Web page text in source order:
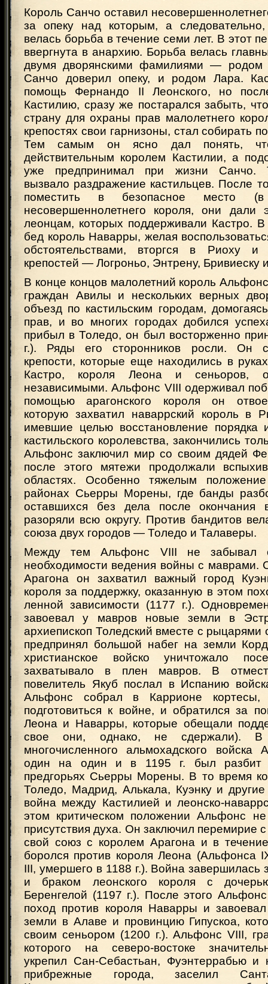
Король Санчо оставил
за опеку над которым, а
велась борьба в течение семи лет. В этот
ввергнута в анархию. Борьба велась
двумя дворянскими фамилиями — родом
Санчо доверил опеку, и родом Лара.
помощь Фернандо II Леонского, но
Кастилию, сразу же постарался забыть,
страну для охраны прав малолетнего
крепостях свои гарнизоны, стал собирать
Тем самым он ясно дал понять,
действительным королем Кастилии, а
уже предпринимал при жизни Санчо.
вызвало раздражение кастильцев. После
поместить в безопасное место
несовершеннолетнего короля, они дали
леонцам, которых поддерживали Кастро.
бед король Наварры, желая
обстоятельствами, вторгся в Риоху и
крепостей — Логроньо, Энтрену, Бривиеску
В конце концов малолетний король
граждан Авилы и нескольких верных
объезд по кастильским городам,
прав, и во многих городах добился
прибыл в Толедо, он был восторженно
г.). Ряды его сторонников росли. Он
крепости, которые еще находились в
Кастро, короля Леона и сеньоров,
независимыми. Альфонс VIII одерживал
помощью арагонского короля он
которую захватил наваррский король в
имевшие целью восстановление порядка
кастильского королевства, закончились
Альфонс заключил мир со своим дядей
после этого мятежи продолжали
областях. Особенно тяжелым
районах Сьерры Морены, где банды
оставшихся без дела после
разоряли всю округу. Против бандитов
союза двух городов — Толедо и Талаверы.
Между тем Альфонс VIII не
необходимости ведения войны с маврами.
Арагона он захватил важный город
короля за поддержку, оказанную в этом
ленной зависимости (1177 г.).
завоевал у мавров новые земли в
архиепископ Толедский вместе с рыцарями
предпринял большой набег на земли
христианское войско уничтожало
захватывало в плен мавров. В
повелитель Якуб послал в Испанию
Альфонс собрал в Каррионе
подготовиться к войне, и обратился за
Леона и Наварры, которые обещали
свое они, однако, не сдержали). В
многочисленного альмохадского войска
один на один и в 1195 г. был разбит
предгорьях Сьерры Морены. В то время
Толедо, Мадрид, Алькала, Куэнку и
война между Кастилией и леонско-
этом критическом положении Альфонс
присутствия духа. Он заключил перемирие
свой союз с королем Арагона и в
боролся против короля Леона (Альфонса
III, умершего в 1188 г.). Война завершилась
и браком леонского короля с
Беренгелой (1197 г.). После этого
поход против короля Наварры и
земли в Алаве и провинцию Гипускоа,
своим сеньором (1200 г.). Альфонс VIII,
которого на северо-востоке
укрепил Сан-Себастьан, Фуэнтеррабью и
прибрежные города, заселил